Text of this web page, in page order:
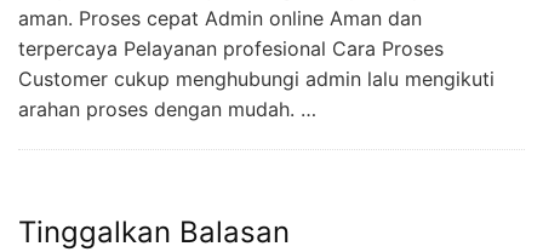
aman. Proses cepat Admin online Aman dan
terpercaya Pelayanan profesional Cara Proses
Customer cukup menghubungi admin lalu mengikuti
arahan proses dengan mudah. …
Tinggalkan Balasan